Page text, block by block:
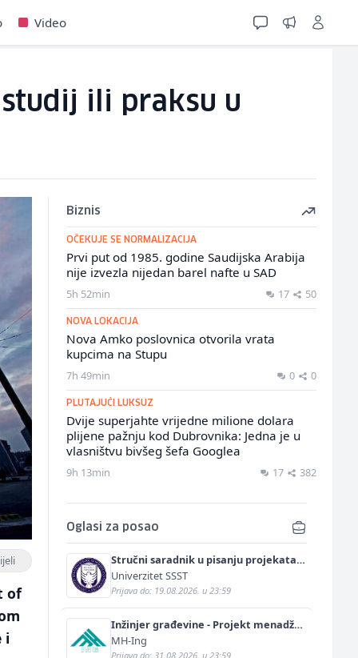
Video
ili praksu u
of
i
Biznis
OČEKUJE SE NORMALIZACIJA
Prvi put od 1985. godine Saudijska Arabija
nije izvezla nijedan barel nafte u SAD
5h 52min 17 50
NOVA LOKACIJA
Nova Amko poslovnica otvorila vrata
kupcima na Stupu
7h 49min 0 0
PLUTAJUĆI LUKSUZ
Dvije superjahte vrijedne milione dolara
plijene pažnju kod Dubrovnika: Jedna je u
vlasništvu bivšeg šefa Googlea
9h 13min 17 382
Oglasi za posao
Stručni saradnik u pisanju projekata
(m/ž)
Univerzitet SSST
Prijava do: 19.08.2026. u 23:59
Inžinjer građevine - Projekt menadžer
(m/ž)
MH-Ing
Prijava do: 31.08.2026. u 23:59